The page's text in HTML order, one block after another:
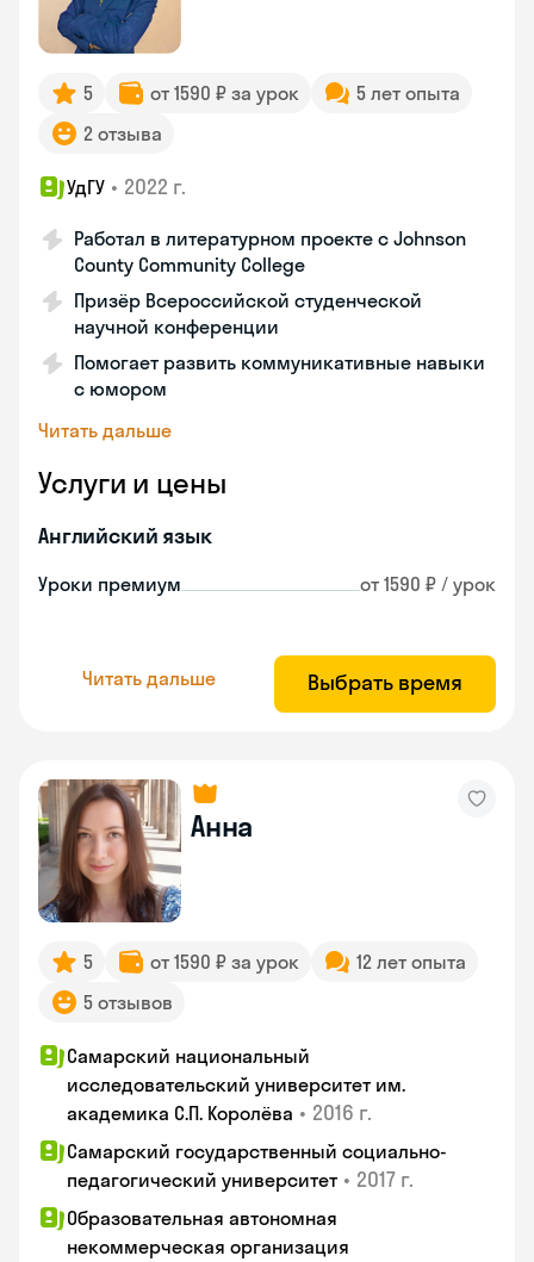
5 от 1590 ₽ за урок
5 лет опыта
2 отзыва
УдГУ • 2022 г.
Работал в литературном проекте с Johnson
County Community College
Призёр Всероссийской студенческой
научной конференции
Помогает развить коммуникативные навыки
с юмором
Читать дальше
Услуги и цены
Английский язык
Уроки премиум от 1590 ₽ / урок
Читать дальше Выбрать время
Анна
5 от 1590 ₽ за урок
12 лет опыта
5 отзывов
Самарский национальный
исследовательский университет им.
академика С.П. Королёва • 2016 г.
Самарский государственный социально-
педагогический университет • 2017 г.
Образовательная автономная
некоммерческая организация